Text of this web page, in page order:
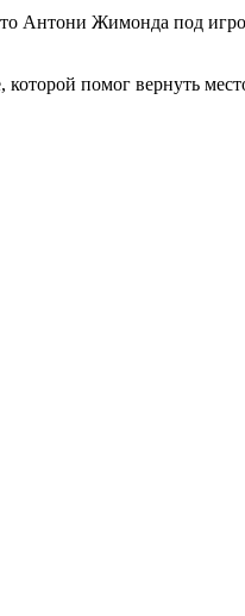
Антони Жимонда под
помог вернуть